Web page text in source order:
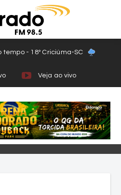
tempo - 18º Criciúma-SC
Veja ao vivo